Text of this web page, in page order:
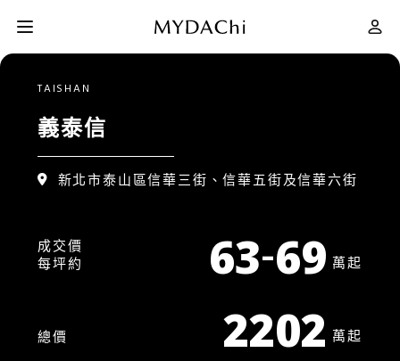
如何買房
MYMY 幫你找
TAISHAN
義泰信
新北市泰山區信華三街、信華五街及信華六街
成交價
每坪約
63-69 萬起
總價 2202 萬起